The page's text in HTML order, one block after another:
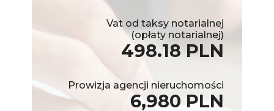
Vat od taksy notarialnej
(opłaty notarialnej)
498.18 PLN
Prowizja agencji nieruchomości
6,980 PLN